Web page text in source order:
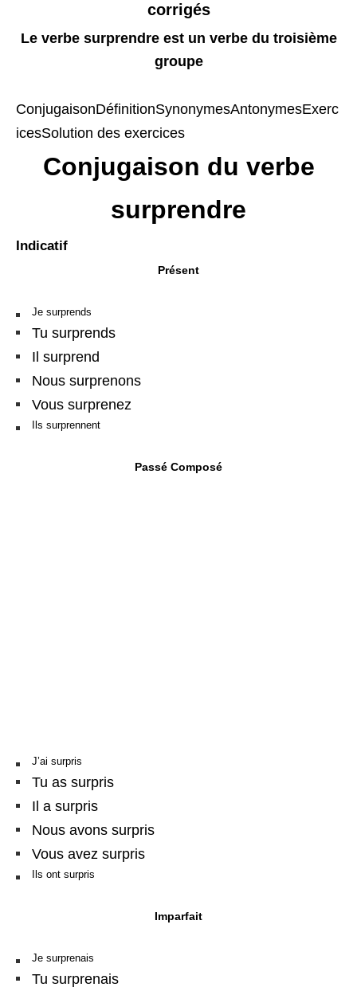
corrigés
Le verbe surprendre est un verbe du troisième
groupe
ConjugaisonDéfinitionSynonymesAntonymesExerc
icesSolution des exercices
Conjugaison du verbe
surprendre
Indicatif
Présent
Je surprends
Tu surprends
Il surprend
Nous surprenons
Vous surprenez
Ils surprennent
Passé Composé
J’ai surpris
Tu as surpris
Il a surpris
Nous avons surpris
Vous avez surpris
Ils ont surpris
Imparfait
Je surprenais
Tu surprenais